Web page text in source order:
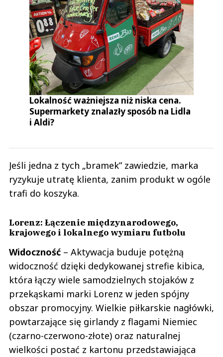
Lokalność ważniejsza niż niska cena.
Supermarkety znalazły sposób na Lidla
i Aldi?
Jeśli jedna z tych „bramek” zawiedzie, marka
ryzykuje utratę klienta, zanim produkt w ogóle
trafi do koszyka.
Lorenz: Łączenie międzynarodowego,
krajowego i lokalnego wymiaru futbolu
Widoczność – Aktywacja buduje potężną
widoczność dzięki dedykowanej strefie kibica,
która łączy wiele samodzielnych stojaków z
przekąskami marki Lorenz w jeden spójny
obszar promocyjny. Wielkie piłkarskie nagłówki,
powtarzające się girlandy z flagami Niemiec
(czarno-czerwono-złote) oraz naturalnej
wielkości postać z kartonu przedstawiająca